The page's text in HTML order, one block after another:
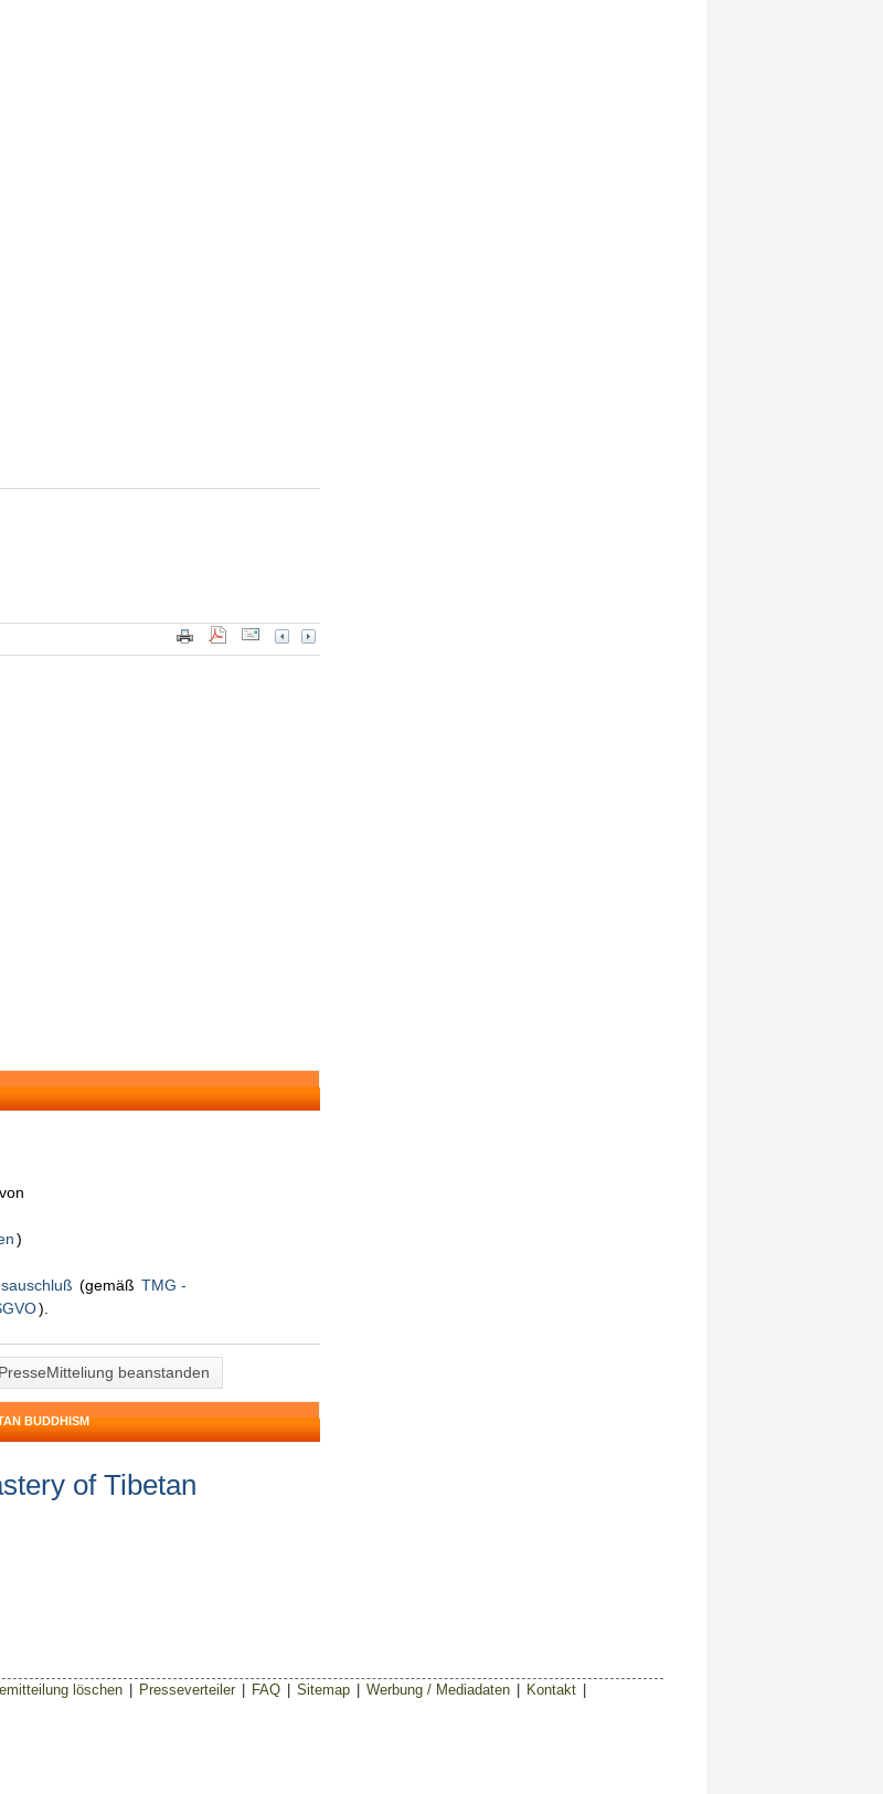
)
(gemäß TMG -
).
PresseMitteliung beanstanden
BUDDHISM
of Tibetan
löschen Presseverteiler FAQ Sitemap Werbung / Mediadaten Kontakt